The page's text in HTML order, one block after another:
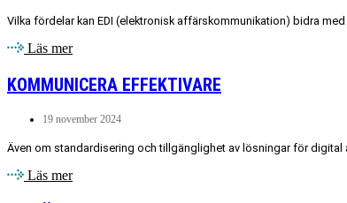
Vilka fördelar kan EDI (elektronisk affärskommunikation) bidra
Läs mer
KOMMUNICERA EFFEKTIVARE
19 november 2024
Även om standardisering och tillgänglighet av lösningar för
Läs mer